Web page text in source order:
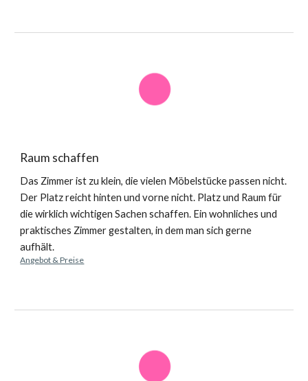
Raum schaffen
Das Zimmer ist zu klein, die vielen Möbelstücke passen nicht.
Der Platz reicht hinten und vorne nicht. Platz und Raum für
die wirklich wichtigen Sachen schaffen. Ein wohnliches und
praktisches Zimmer gestalten, in dem man sich gerne
aufhält.
Angebot & Preise